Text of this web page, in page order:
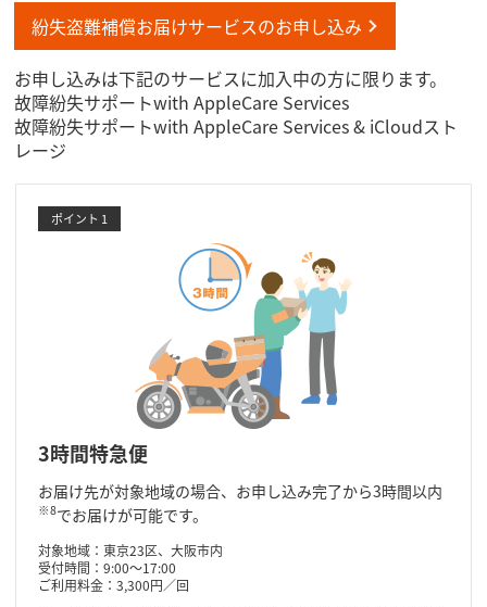
紛失盗難補償お届けサービスのお申し込み
お申し込みは下記のサービスに加入中の方に限ります。
故障紛失サポートwith AppleCare Services
故障紛失サポートwith AppleCare Services & iCloudスト
レージ
ポイント 1
3時間特急便
お届け先が対象地域の場合、お申し込み完了から3時間以内
※8でお届けが可能です。
対象地域：東京23区、大阪市内
受付時間：9:00～17:00
ご利用料金：3,300円／回